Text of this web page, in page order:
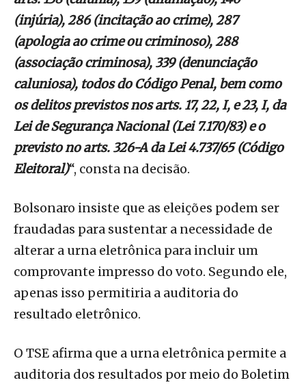
(injúria), 286 (incitação ao crime), 287
(apologia ao crime ou criminoso), 288
(associação criminosa), 339 (denunciação
caluniosa), todos do Código Penal, bem como
os delitos previstos nos arts. 17, 22, I, e 23, I, da
Lei de Segurança Nacional (Lei 7.170/83) e o
previsto no arts. 326-A da Lei 4.737/65 (Código
Eleitoral)“, consta na decisão.
Bolsonaro insiste que as eleições podem ser
fraudadas para sustentar a necessidade de
alterar a urna eletrônica para incluir um
comprovante impresso do voto. Segundo ele,
apenas isso permitiria a auditoria do
resultado eletrônico.
O TSE afirma que a urna eletrônica permite a
auditoria dos resultados por meio do Boletim